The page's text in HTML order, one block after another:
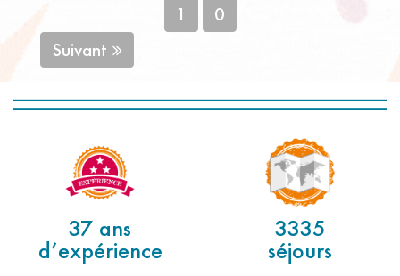
1
0
Suivant
37 ans
d’expérience
3335
séjours